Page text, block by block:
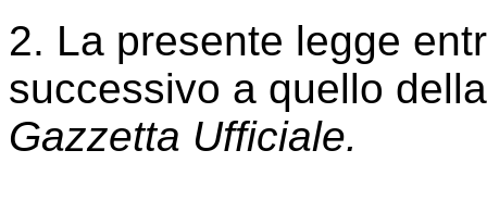
2. La presente legge
successivo a quello
Gazzetta Ufficiale.